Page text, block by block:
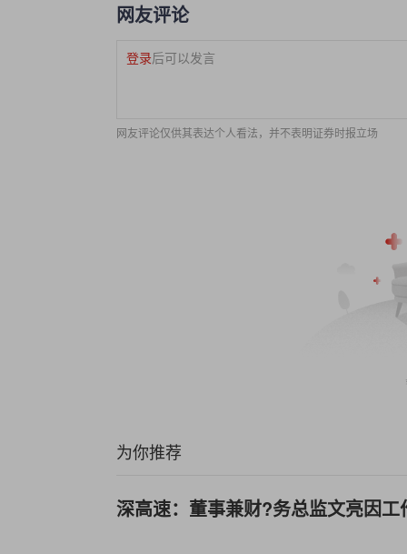
网友评论
登录后可以发言
网友评论仅供其表达个人看法，并不表明证券时报立场
为你推荐
深高速：董事兼财?务总监文亮因工